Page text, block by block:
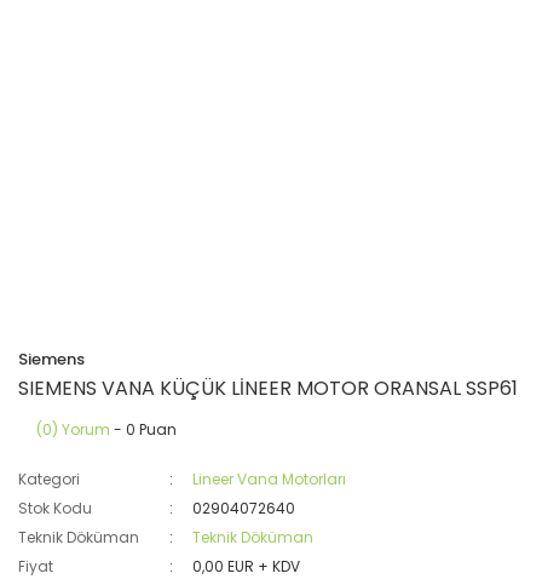
Siemens
SIEMENS VANA KÜÇÜK LİNEER MOTOR ORANSAL SSP61
(0) Yorum - 0 Puan
Kategori
Lineer Vana Motorları
Stok Kodu
02904072640
Teknik Döküman
Teknik Döküman
Fiyat
0,00 EUR + KDV